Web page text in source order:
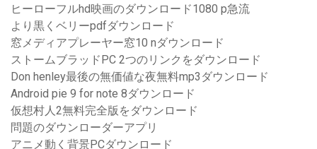
ヒーローフルhd映画のダウンロード1080 p急流
より黒くベリーpdfダウンロード
窓メディアプレーヤー窓10 nダウンロード
ストームブラッドPC 2つのリンクをダウンロード
Don henley最後の無価値な夜無料mp3ダウンロード
Android pie 9 for note 8ダウンロード
仮想村人2無料完全版をダウンロード
問題のダウンローダーアプリ
アニメ動く背景PCダウンロード